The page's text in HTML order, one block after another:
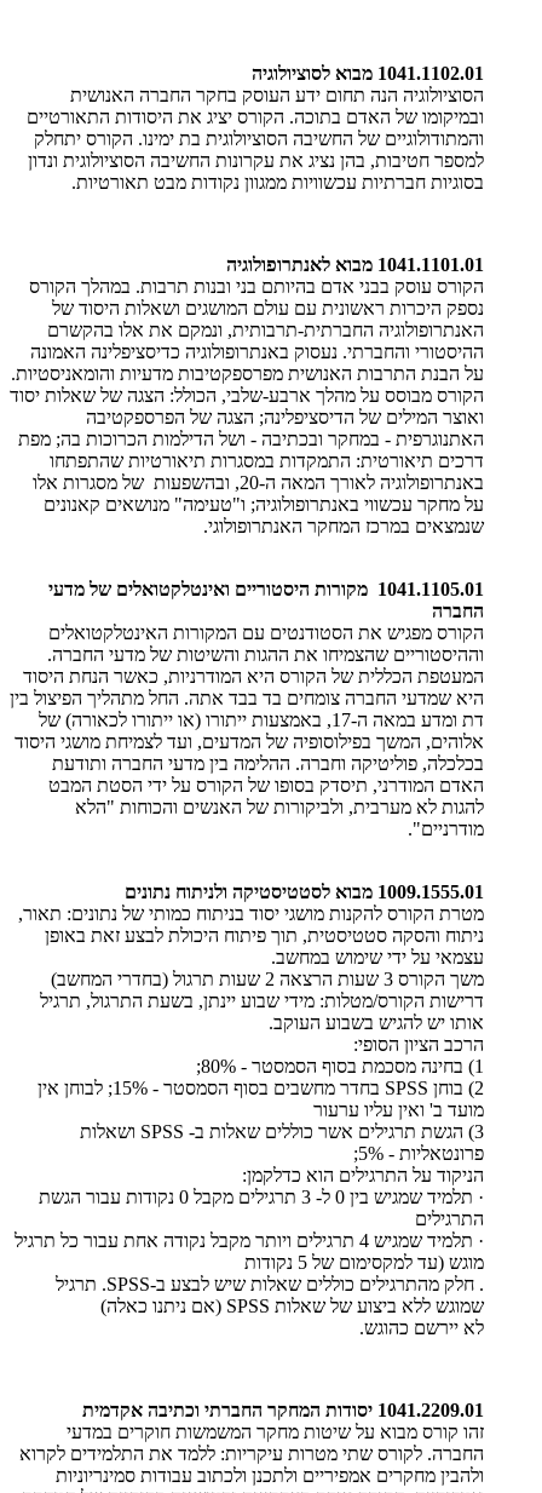
1041.1102.01 מבוא לסוציולוגיה
הסוציולוגיה הנה תחום ידע העוסק בחקר החברה האנושית
ובמיקומו של האדם בתוכה. הקורס יציג את היסודות התאורטיים
והמתודולוגיים של החשיבה הסוציולוגית בת ימינו. הקורס יתחלק
למספר חטיבות, בהן נציג את עקרונות החשיבה הסוציולוגית ונדון
בסוגיות חברתיות עכשוויות ממגוון נקודות מבט תאורטיות.
1041.1101.01 מבוא לאנתרופולוגיה
הקורס עוסק בבני אדם בהיותם בני ובנות תרבות. במהלך הקורס
נספק היכרות ראשונית עם עולם המושגים ושאלות היסוד של
האנתרופולוגיה החברתית-תרבותית, ונמקם את אלו בהקשרם
ההיסטורי והחברתי. נעסוק באנתרופולוגיה כדיסציפלינה האמונה
על הבנת התרבות האנושית מפרספקטיבות מדעיות והומאניסטיות.
הקורס מבוסס על מהלך ארבע-שלבי, הכולל: הצגה של שאלות יסוד
ואוצר המילים של הדיסציפלינה; הצגה של הפרספקטיבה
האתנוגרפית - במחקר ובכתיבה - ושל הדילמות הכרוכות בה; מפת
דרכים תיאורטית: התמקדות במסגרות תיאורטיות שהתפתחו
באנתרופולוגיה לאורך המאה ה-20, ובהשפעות של מסגרות אלו
על מחקר עכשווי באנתרופולוגיה; ו"טעימה" מנושאים קאנונים
שנמצאים במרכז המחקר האנתרופולוגי.
1041.1105.01 מקורות היסטוריים ואינטלקטואלים של מדעי
החברה
הקורס מפגיש את הסטודנטים עם המקורות האינטלקטואלים
וההיסטוריים שהצמיחו את ההגות והשיטות של מדעי החברה.
המעטפת הכללית של הקורס היא המודרניות, כאשר הנחת היסוד
היא שמדעי החברה צומחים בד בבד אתה. החל מתהליך הפיצול בין
דת ומדע במאה ה-17, באמצעות ייתורו (או ייתורו לכאורה) של
אלוהים, המשך בפילוסופיה של המדעים, ועד לצמיחת מושגי היסוד
בכלכלה, פוליטיקה וחברה. ההלימה בין מדעי החברה ותודעת
האדם המודרני, תיסדק בסופו של הקורס על ידי הסטת המבט
להגות לא מערבית, ולביקורות של האנשים והכוחות "הלא
מודרניים".
1009.1555.01 מבוא לסטטיסטיקה ולניתוח נתונים
מטרת הקורס להקנות מושגי יסוד בניתוח כמותי של נתונים: תאור,
ניתוח והסקה סטטיסטית, תוך פיתוח היכולת לבצע זאת באופן
עצמאי על ידי שימוש במחשב.
משך הקורס 3 שעות הרצאה 2 שעות תרגול (בחדרי המחשב)
דרישות הקורס/מטלות: מידי שבוע יינתן, בשעת התרגול, תרגיל
אותו יש להגיש בשבוע העוקב.
הרכב הציון הסופי:
1) בחינה מסכמת בסוף הסמסטר - 80%;
2) בוחן SPSS בחדר מחשבים בסוף הסמסטר - 15%; לבוחן אין
מועד ב' ואין עליו ערעור
3) הגשת תרגילים אשר כוללים שאלות ב- SPSS ושאלות
פרונטאליות - 5%;
הניקוד על התרגילים הוא כדלקמן:
· תלמיד שמגיש בין 0 ל- 3 תרגילים מקבל 0 נקודות עבור הגשת
התרגילים
· תלמיד שמגיש 4 תרגילים ויותר מקבל נקודה אחת עבור כל תרגיל
מוגש (עד למקסימום של 5 נקודות
. חלק מהתרגילים כוללים שאלות שיש לבצע ב-SPSS. תרגיל
שמוגש ללא ביצוע של שאלות SPSS (אם ניתנו כאלה)
לא יירשם כהוגש.
1041.2209.01 יסודות המחקר החברתי וכתיבה אקדמית
זהו קורס מבוא על שיטות מחקר המשמשות חוקרים במדעי
החברה. לקורס שתי מטרות עיקריות: ללמד את התלמידים לקרוא
ולהבין מחקרים אמפיריים ולתכנן ולכתוב עבודות סמינריוניות